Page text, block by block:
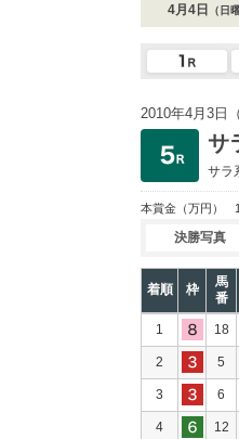
4月4日 （日
2010年4月3日
サ
サラ
本賞金 （万円）
決勝写真
着順 枠
馬
番
1 18
2 5
3 6
4 12